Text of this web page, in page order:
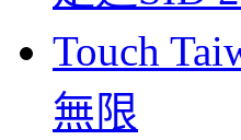
Touch
無限